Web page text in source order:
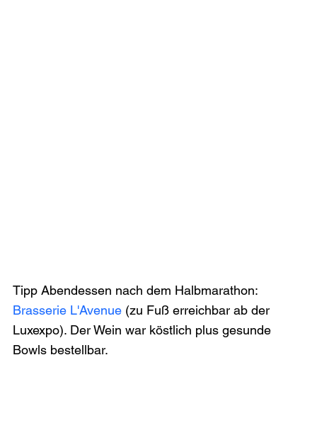
Tipp Abendessen nach dem Halbmarathon:
Brasserie L'Avenue (zu Fuß erreichbar ab der
Luxexpo). Der Wein war köstlich plus gesunde
Bowls bestellbar.